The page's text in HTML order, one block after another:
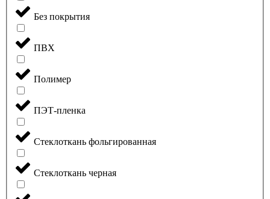
Без покрытия
ПВХ
Полимер
ПЭТ-пленка
Стеклоткань фольгированная
Стеклоткань черная